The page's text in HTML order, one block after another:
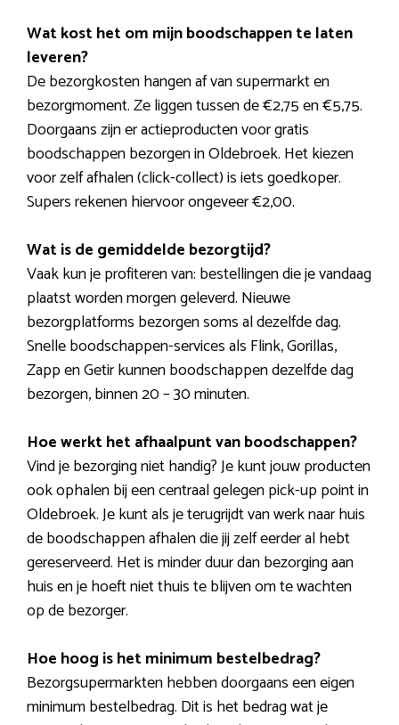
Wat kost het om mijn boodschappen te laten
leveren?
De bezorgkosten hangen af van supermarkt en
bezorgmoment. Ze liggen tussen de €2,75 en €5,75.
Doorgaans zijn er actieproducten voor gratis
boodschappen bezorgen in Oldebroek. Het kiezen
voor zelf afhalen (click-collect) is iets goedkoper.
Supers rekenen hiervoor ongeveer €2,00.
Wat is de gemiddelde bezorgtijd?
Vaak kun je profiteren van: bestellingen die je vandaag
plaatst worden morgen geleverd. Nieuwe
bezorgplatforms bezorgen soms al dezelfde dag.
Snelle boodschappen-services als Flink, Gorillas,
Zapp en Getir kunnen boodschappen dezelfde dag
bezorgen, binnen 20 – 30 minuten.
Hoe werkt het afhaalpunt van boodschappen?
Vind je bezorging niet handig? Je kunt jouw producten
ook ophalen bij een centraal gelegen pick-up point in
Oldebroek. Je kunt als je terugrijdt van werk naar huis
de boodschappen afhalen die jij zelf eerder al hebt
gereserveerd. Het is minder duur dan bezorging aan
huis en je hoeft niet thuis te blijven om te wachten
op de bezorger.
Hoe hoog is het minimum bestelbedrag?
Bezorgsupermarkten hebben doorgaans een eigen
minimum bestelbedrag. Dit is het bedrag wat je